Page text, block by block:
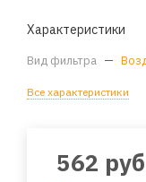
Характеристики
Вид фильтра —
Все характеристики
562